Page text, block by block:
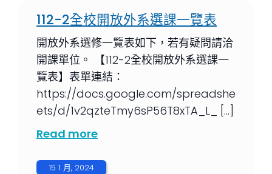
112-2全校開放外系選課一覽表
開放外系選修一覽表如下，若有疑問請洽
開課單位。 【112-2全校開放外系選課一
覽表】表單連結：
https://docs.google.com/spreadshe
ets/d/1v2qzteTmy6sP56T8xTA_L_ […]
Read more
15 1 月, 2024